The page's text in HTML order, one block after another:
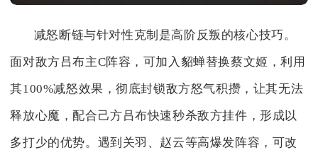
减怒断链与针对性克制是高阶反叛的核心技巧。
面对敌方吕布主C阵容，可加入貂蝉替换蔡文姬，利用
其100%减怒效果，彻底封锁敌方怒气积攒，让其无法
释放心魔，配合己方吕布快速秒杀敌方挂件，形成以
多打少的优势。遇到关羽、赵云等高爆发阵容，可改